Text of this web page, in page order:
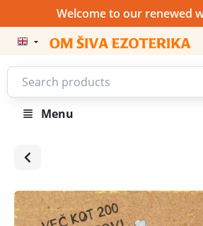
Welcome to our renewed
Menu